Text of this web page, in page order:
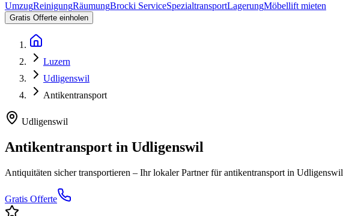
UmzugReinigungRäumungBrocki ServiceSpezialtransportLagerungMöbellift mieten
Gratis Offerte einholen
Luzern
Udligenswil
Antikentransport
Udligenswil
Antikentransport in Udligenswil
Antiquitäten sicher transportieren – Ihr lokaler Partner fürantikentransport in Udligenswil
Gratis Offerte